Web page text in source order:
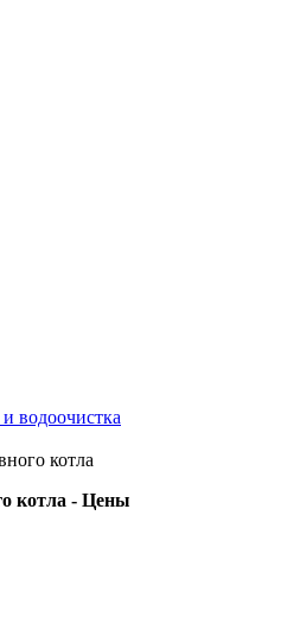
водоочистка
котла
котла - Цены